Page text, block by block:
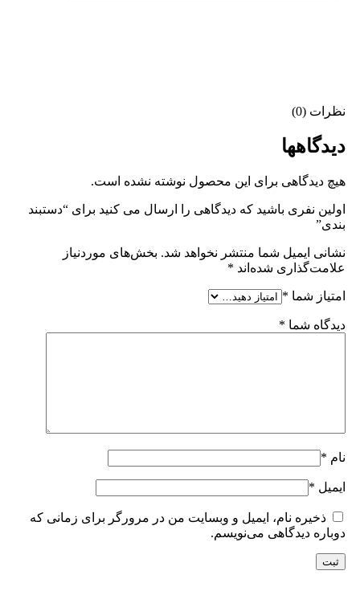
نظرات (0)
دیدگاهها
هیچ دیدگاهی برای این محصول نوشته نشده است.
اولین نفری باشید که دیدگاهی را ارسال می کنید برای “دستبند
بندی”
نشانی ایمیل شما منتشر نخواهد شد. بخش‌های موردنیاز
علامت‌گذاری شده‌اند *
امتیاز شما *
دیدگاه شما *
نام *
ایمیل *
ذخیره نام، ایمیل و وبسایت من در مرورگر برای زمانی که
دوباره دیدگاهی می‌نویسم.